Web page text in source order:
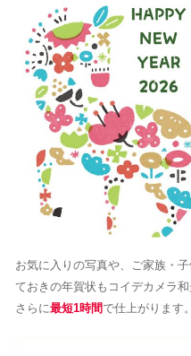
お気に入りの写真や、ご家族・
ておきの年賀状もコイデカメラ
さらに最短1時間 で仕上がります。